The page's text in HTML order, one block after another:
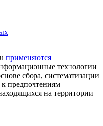
применяются
технологии
сбора, систематизации
к предпочтениям
на территории